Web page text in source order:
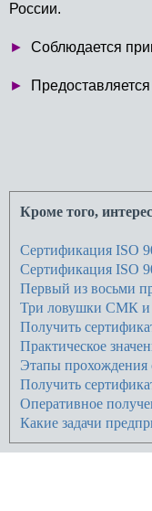
России.
► Соблюдается
►
Кроме того,
Сертификация ISO
Cертификация ISO
Первый из восьми
Три ловушки СМК и
Получить
Практическое
Этапы прохождения
Получить
Оперативное
Какие задачи